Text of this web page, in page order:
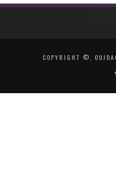
COPYRIGHT ©,